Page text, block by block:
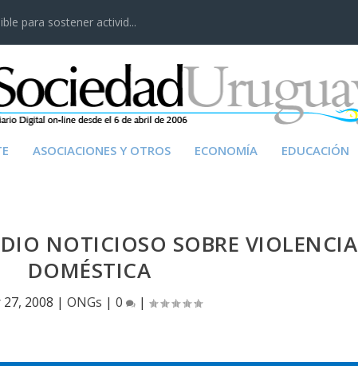
para sostener activid...
ASOCIACIONES Y OTROS ECONOMÍA EDUCACIÓN
NOTICIOSO SOBRE VIOLENCIA
DOMÉSTICA
2008 |ONGs |0 |